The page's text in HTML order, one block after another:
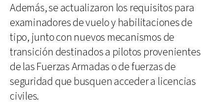
Además, se actualizaron los requisitos para
examinadores de vuelo y habilitaciones de
tipo, junto con nuevos mecanismos de
transición destinados a pilotos provenientes
de las Fuerzas Armadas o de fuerzas de
seguridad que busquen acceder a licencias
civiles.